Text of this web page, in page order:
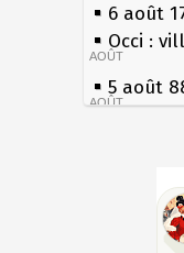
6 août
Occi :
AOÛT
5 août
AOÛT
Rouelle 3
Musée
les siècles
27 mai
du roi